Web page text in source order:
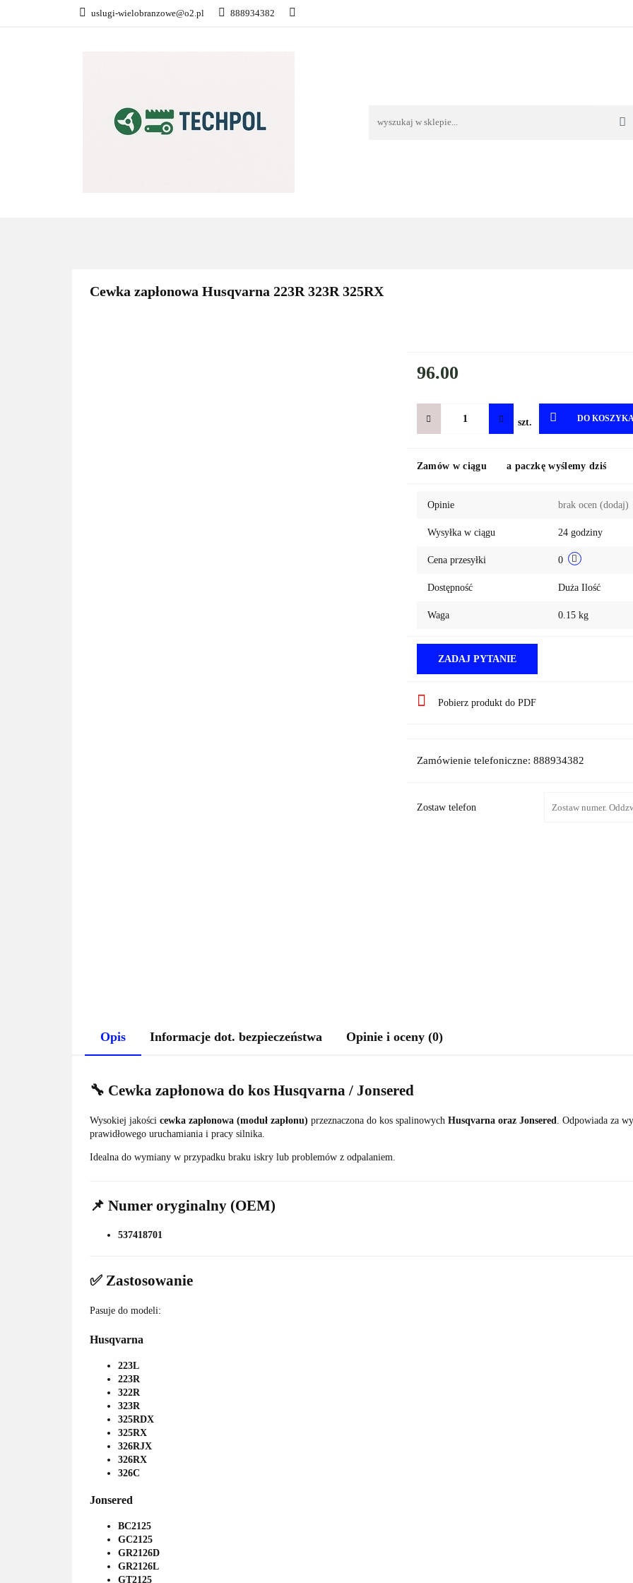
uslugi-wielobranzowe@o2.pl 888934382
Cewka zapłonowa Husqvarna 223R 323R 325RX
96.00
szt. DO
Zamów w ciągu a paczkę wyślemy dziś
Opinie brak ocen (dodaj)
Wysyłka w ciągu 24 godziny
Cena przesyłki 0
Dostępność Duża Ilość
Waga 0.15 kg
ZADAJ PYTANIE
Pobierz produkt do PDF
Zamówienie telefoniczne: 888934382
Zostaw telefon
Opis Informacje dot. bezpieczeństwa Opinie i oceny (0)
🔧 Cewka zapłonowa do kos Husqvarna / Jonsered
Wysokiej jakości cewka zapłonowa (moduł zapłonu) przeznaczona do kos spalinowych Husqvarna oraz Jonsered
. Odpowiada za
prawidłowego uruchamiania i pracy silnika.
Idealna do wymiany w przypadku braku iskry lub problemów z odpalaniem.
📌 Numer oryginalny (OEM)
537418701
✅ Zastosowanie
Pasuje do modeli:
Husqvarna
223L
223R
322R
323R
325RDX
325RX
326RJX
326RX
326C
Jonsered
BC2125
GC2125
GR2126D
GR2126L
GT2125